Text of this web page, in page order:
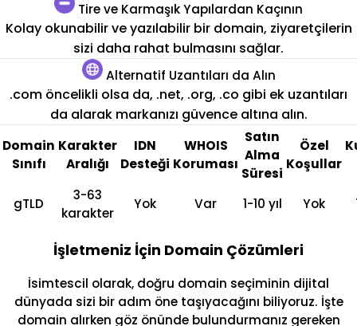
Tire ve Karmaşık Yapılardan Kaçının
Kolay okunabilir ve yazılabilir bir domain, ziyaretçilerin
sizi daha rahat bulmasını sağlar.
Alternatif Uzantıları da Alın
.com öncelikli olsa da, .net, .org, .co gibi ek uzantıları
da alarak markanızı güvence altına alın.
Domain
Sınıfı
Karakter
Aralığı
IDN
Desteği
WHOIS
Koruması
Satın
Alma
Süresi
Özel
Koşullar
gTLD
3-63
karakter
Yok Var 1-10 yıl Yok
İşletmeniz İçin Domain Çözümleri
İsimtescil olarak, doğru domain seçiminin dijital
dünyada sizi bir adım öne taşıyacağını biliyoruz. İşte
domain alırken göz önünde bulundurmanız gereken